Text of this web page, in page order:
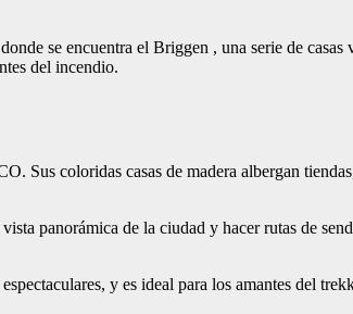
se encuentra el Briggen , una serie de
del incendio.
Sus coloridas casas de madera albergan
panorámica de la ciudad y hacer rutas de
y es ideal para los amantes del